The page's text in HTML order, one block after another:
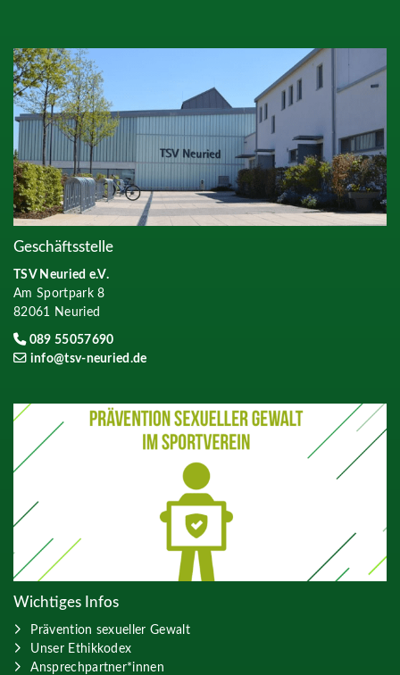
Geschäftsstelle
TSV Neuried e.V.
Am Sportpark 8
82061 Neuried
089 55057690
info@tsv-neuried.de
Wichtiges Infos
Prävention sexueller Gewalt
Unser Ethikkodex
Ansprechpartner*innen